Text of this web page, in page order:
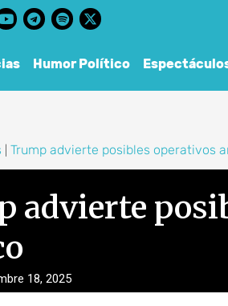
Humor Político
Trump advierte posibles operativos
advierte
18, 2025